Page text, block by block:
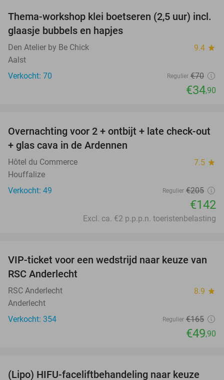
50%
Thema-workshop klei boetseren (2,5 uur) incl.
glaasje bubbels en hapjes
Den Atelier by Be Chick 9.4 star
Aalst
Verkocht: 70
Regulier €70
€34,90
31%
Overnachting voor 2 + ontbijt + late check-out
+ glas cava in de Ardennen
Hôtel du Commerce 7.5 star
Houffalize
Verkocht: 49
Regulier €205
€142
Excl. ca. €2 p.p.p.n. toeristenbelasting
70%
VIP-ticket voor een wedstrijd naar keuze van
RSC Anderlecht
RSC Anderlecht 8.9 star
Anderlecht
Verkocht: 354
Regulier €165
€49,90
(Lipo) HIFU-faceliftbehandeling naar keuze